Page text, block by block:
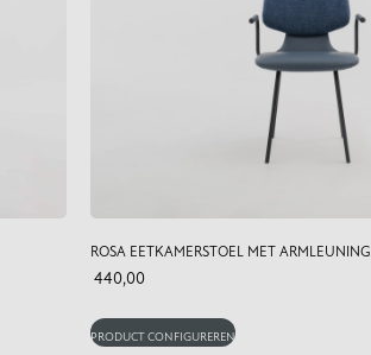
ROSA EETKAMERSTOEL MET ARMLEUNING
440,00
PRODUCT CONFIGUREREN